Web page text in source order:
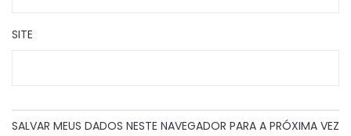
SITE
SALVAR MEUS DADOS NESTE NAVEGADOR PARA A PRÓXIMA VEZ